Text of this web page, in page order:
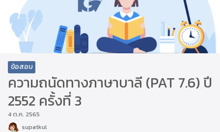
ข้อสอบ
ความถนัดทางภาษาบาลี (PAT 7.6) ปี
2552 ครั้งที่ 3
4 ต.ค. 2565
supatkul